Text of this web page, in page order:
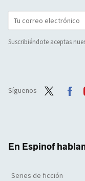
Suscribiéndote aceptas
Síguenos
En Espinof
Series de ficción